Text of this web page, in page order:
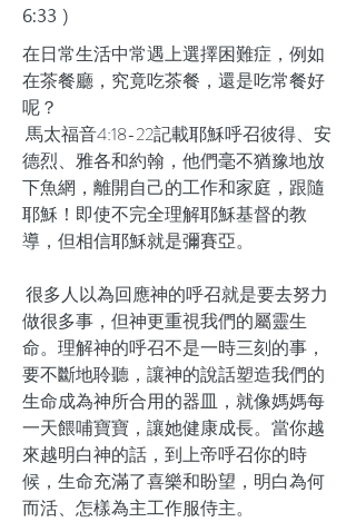
6:33）
在日常生活中常遇上選擇困難症，例如
在茶餐廳，究竟吃茶餐，還是吃常餐好
呢？
馬太福音4:18-22記載耶穌呼召彼得、安
德烈、雅各和約翰，他們毫不猶豫地放
下魚網，離開自己的工作和家庭，跟隨
耶穌！即使不完全理解耶穌基督的教
導，但相信耶穌就是彌賽亞。
很多人以為回應神的呼召就是要去努力
做很多事，但神更重視我們的屬靈生
命。理解神的呼召不是一時三刻的事，
要不斷地聆聽，讓神的說話塑造我們的
生命成為神所合用的器皿，就像媽媽每
一天餵哺寶寶，讓她健康成長。當你越
來越明白神的話，到上帝呼召你的時
候，生命充滿了喜樂和盼望，明白為何
而活、怎樣為主工作服侍主。